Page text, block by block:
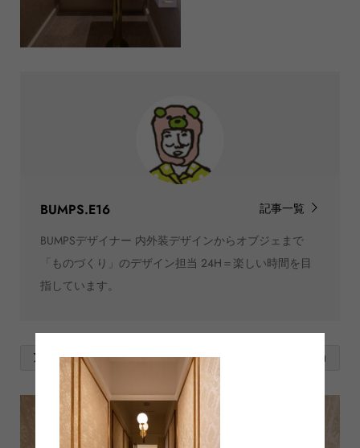
記事一覧
BUMPS.E16
BUMPSデザイナー 内外装デザインからオブジェまで
「ものづくり」のデザイン担当 24H＝楽しい時間を目
指しています。